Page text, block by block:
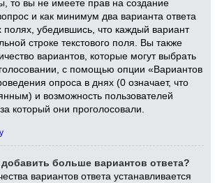
то вы не имеете прав на создание
и как минимум два варианта ответа
полях, убедившись, что каждый вариант
строке текстового поля. Вы также
вариантов, которые могут выбрать
с помощью опции «Вариантов
опроса в днях (0 означает, что
и возможность пользователей
который они проголосовали.
добавить больше вариантов ответа?
вариантов ответа устанавливается